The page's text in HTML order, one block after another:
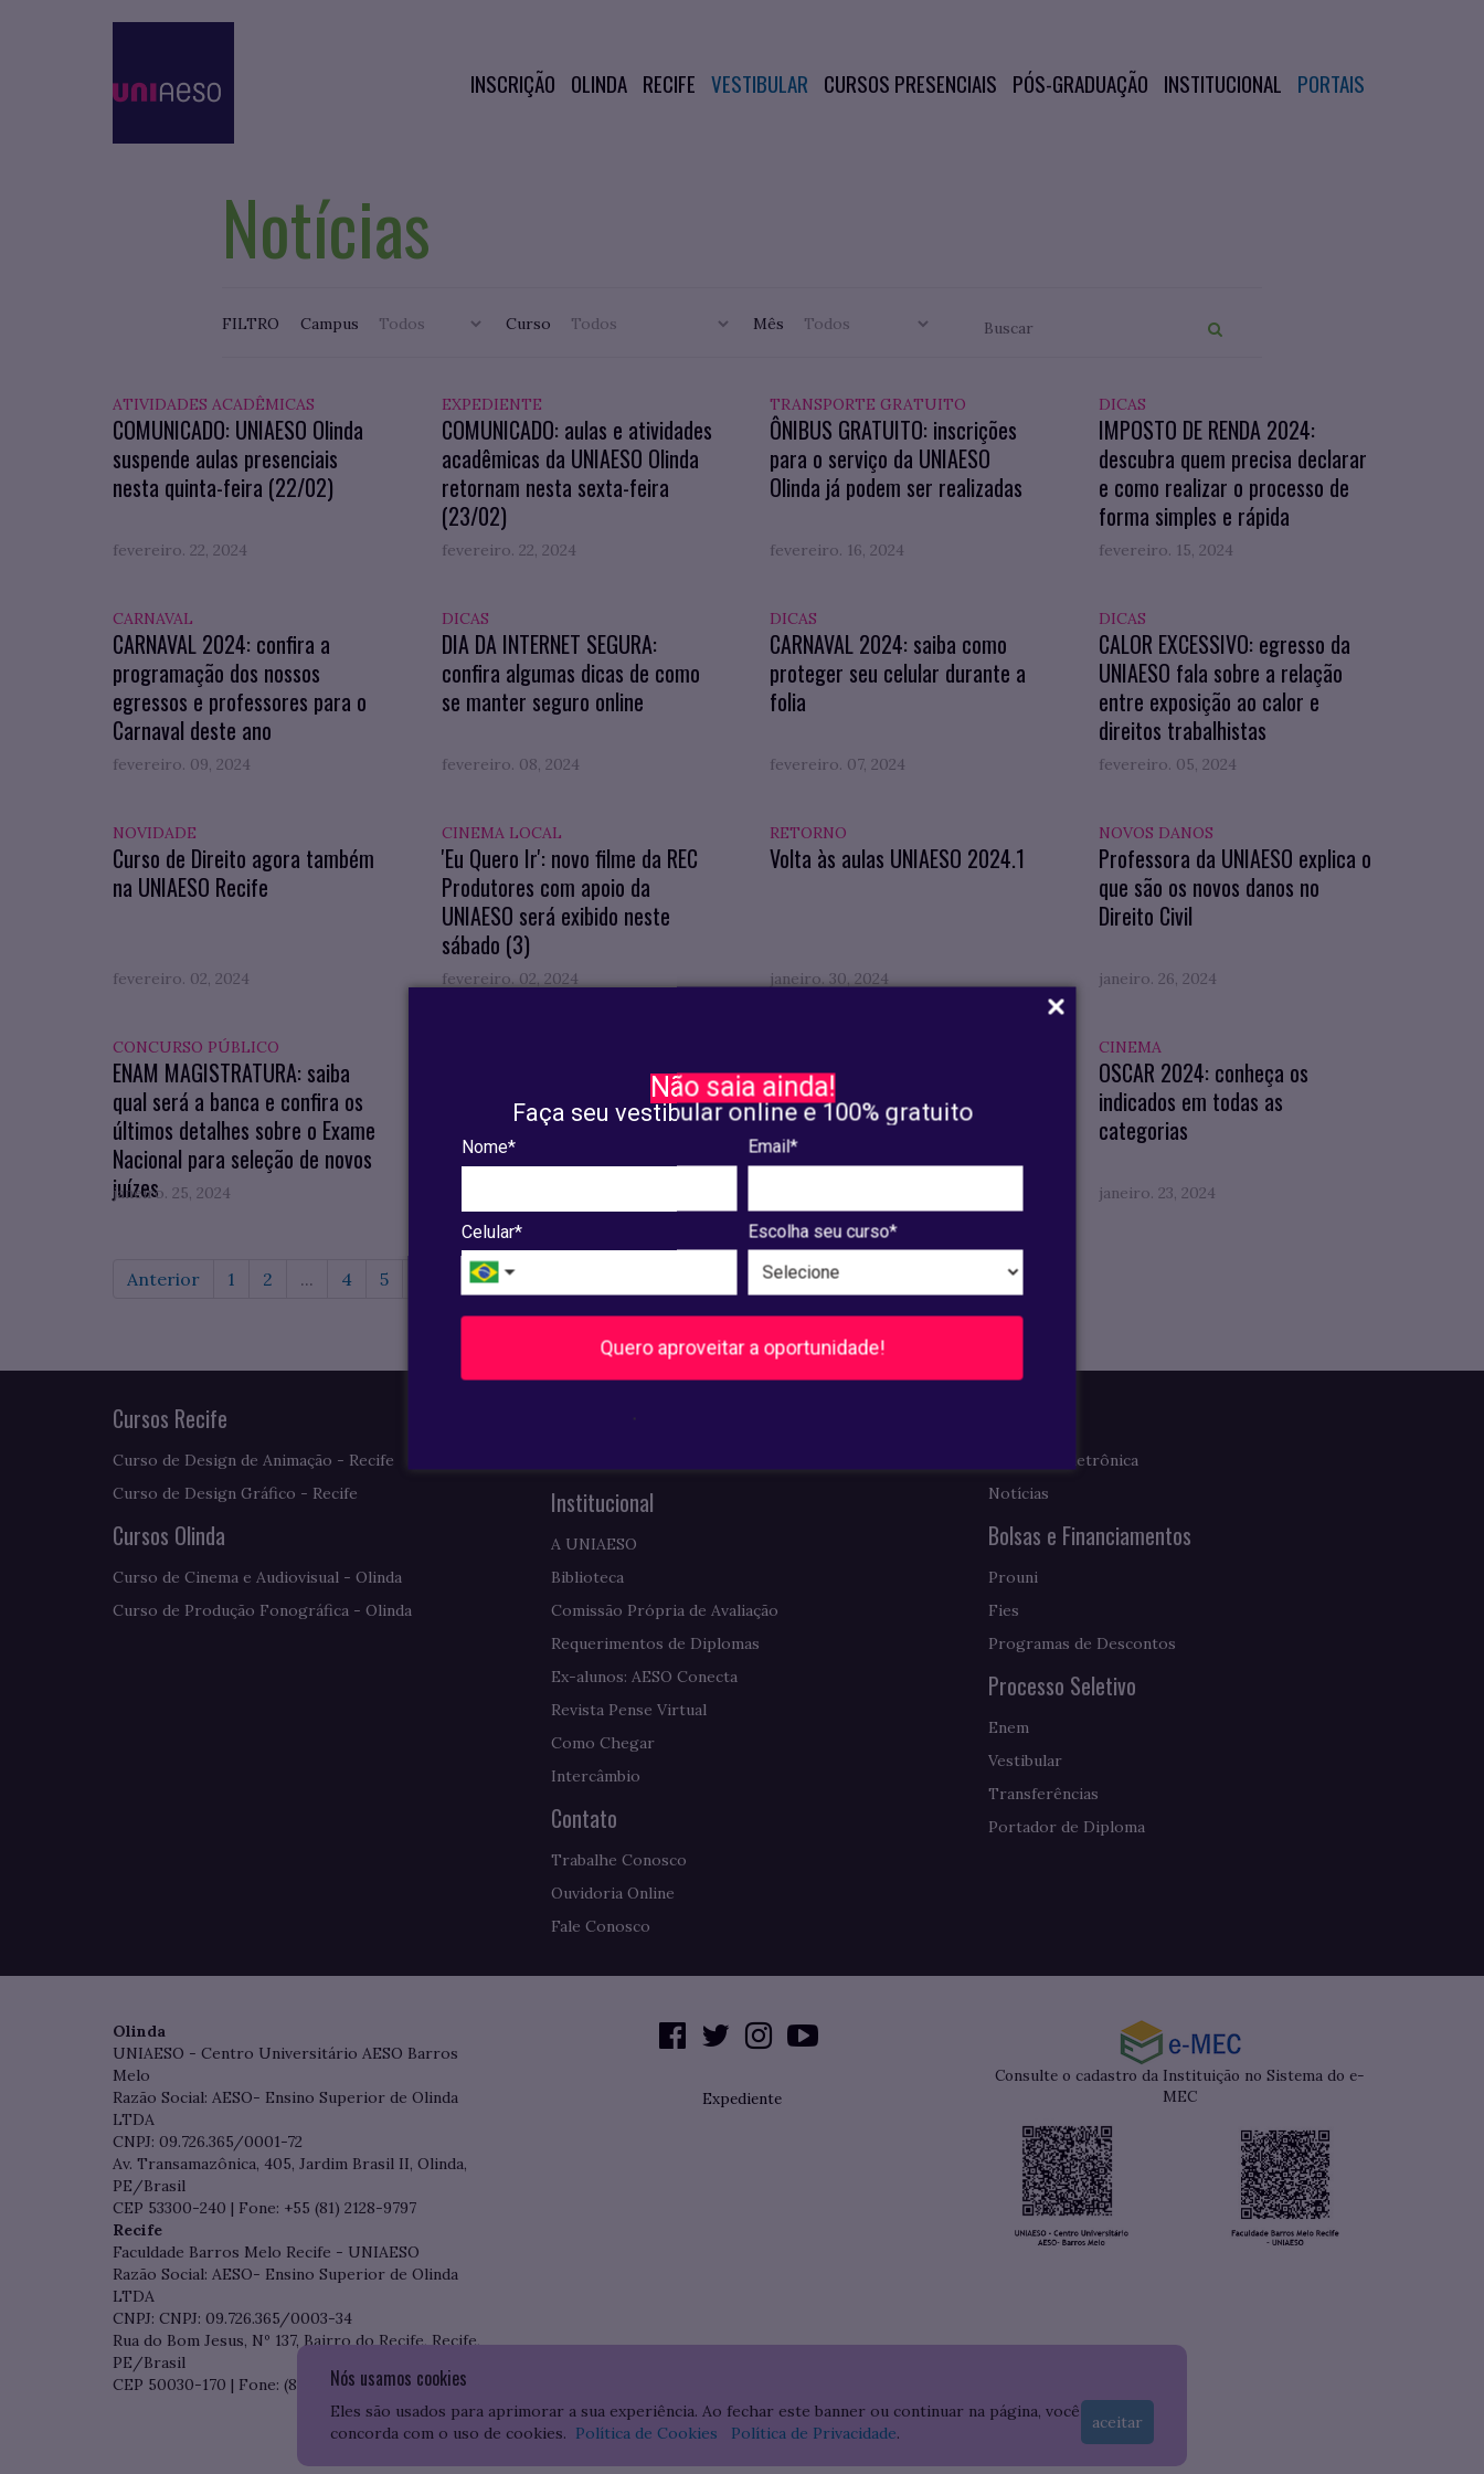
Não saia ainda!
Faça seu vestibular online e 100% gratuito
Nome* Email*
Celular* Escolha seu curso*
Quero aproveitar a oportunidade!
INSCRIÇÃO OLINDA RECIFE VESTIBULAR CURSOS PRESENCIAIS PÓS-GRADUAÇÃO INSTITUCIONAL PORTAIS
Notícias
FILTRO Campus Curso Mês
ATIVIDADES ACADÊMICAS
COMUNICADO: UNIAESO Olinda
suspende aulas presenciais
nesta quinta-feira (22/02)
fevereiro. 22, 2024
EXPEDIENTE
COMUNICADO: aulas e atividades
acadêmicas da UNIAESO Olinda
retornam nesta sexta-feira
(23/02)
fevereiro. 22, 2024
TRANSPORTE GRATUITO
ÔNIBUS GRATUITO: inscrições
para o serviço da UNIAESO
Olinda já podem ser realizadas
fevereiro. 16, 2024
DICAS
IMPOSTO DE RENDA 2024:
descubra quem precisa declarar
e como realizar o processo de
forma simples e rápida
fevereiro. 15, 2024
CARNAVAL
CARNAVAL 2024: confira a
programação dos nossos
egressos e professores para o
Carnaval deste ano
fevereiro. 09, 2024
DICAS
DIA DA INTERNET SEGURA:
confira algumas dicas de como
se manter seguro online
fevereiro. 08, 2024
DICAS
CARNAVAL 2024: saiba como
proteger seu celular durante a
folia
fevereiro. 07, 2024
DICAS
CALOR EXCESSIVO: egresso da
UNIAESO fala sobre a relação
entre exposição ao calor e
direitos trabalhistas
fevereiro. 05, 2024
NOVIDADE
Curso de Direito agora também
na UNIAESO Recife
fevereiro. 02, 2024
CINEMA LOCAL
'Eu Quero Ir': novo filme da REC
Produtores com apoio da
UNIAESO será exibido neste
sábado (3)
fevereiro. 02, 2024
RETORNO
Volta às aulas UNIAESO 2024.1
janeiro. 30, 2024
NOVOS DANOS
Professora da UNIAESO explica o
que são os novos danos no
Direito Civil
janeiro. 26, 2024
CONCURSO PÚBLICO
ENAM MAGISTRATURA: saiba
qual será a banca e confira os
últimos detalhes sobre o Exame
Nacional para seleção de novos
juízes
janeiro. 25, 2024
IPTU RECIFE 2024: saiba como
adquirir desconto para o
pagamento deste ano
Saiba como funciona a Lei Geral
de Proteção de Dados
CINEMA
OSCAR 2024: conheça os
indicados em todas as
categorias
janeiro. 23, 2024
Anterior 1 2 ... 4 5 8 Próxima
Nós usamos cookies
Eles são usados para aprimorar a sua experiência. Ao fechar este banner ou continuar na página, você
concorda com o uso de cookies. Política de Cookies Política de Privacidade.
aceitar
Cursos Recife
Curso de Design de Animação - Recife
Curso de Design Gráfico - Recife
Cursos Olinda
Curso de Cinema e Audiovisual - Olinda
Curso de Produção Fonográfica - Olinda
Pós-Graduação
Institucional
A UNIAESO
Biblioteca
Comissão Própria de Avaliação
Requerimentos de Diplomas
Ex-alunos: AESO Conecta
Revista Pense Virtual
Como Chegar
Intercâmbio
Contato
Trabalhe Conosco
Ouvidoria Online
Fale Conosco
Clipagem Eletrônica
Notícias
Bolsas e Financiamentos
Prouni
Fies
Programas de Descontos
Processo Seletivo
Enem
Vestibular
Transferências
Portador de Diploma
Olinda
UNIAESO - Centro Universitário AESO Barros
Melo
Razão Social: AESO- Ensino Superior de Olinda
LTDA
CNPJ: 09.726.365/0001-72
Av. Transamazônica, 405, Jardim Brasil II, Olinda,
PE/Brasil
CEP 53300-240 | Fone: +55 (81) 2128-9797
Recife
Faculdade Barros Melo Recife - UNIAESO
Razão Social: AESO- Ensino Superior de Olinda
LTDA
CNPJ: CNPJ: 09.726.365/0003-34
Rua do Bom Jesus, Nº 137, Bairro do Recife, Recife,
PE/Brasil
CEP 50030-170 | Fone: (81) 3204-7536
Expediente
Consulte o cadastro da Instituição no Sistema do e-
MEC